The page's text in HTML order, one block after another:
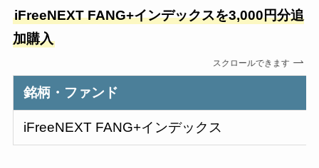
iFreeNEXT FANG+インデックスを3,000円分追
加購入
スクロールできます
銘柄・ファンド
iFreeNEXT FANG+インデックス